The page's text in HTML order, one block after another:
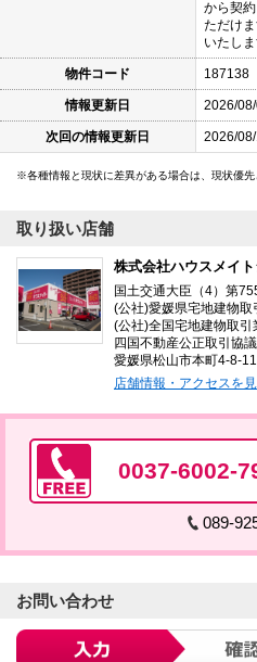
から契
ただけ
いたしま
物件コード 187138
情報更新日 2026/
次回の情報更新日 2026/
各種情報と現状に差異がある場合は、現状優
取り扱い店舗
株式会社ハウスメイ
国土交通大臣（4）第
(公社)愛媛県宅地建物取
(公社)全国宅地建物取引
四国不動産公正取引協
愛媛県松山市本町4-8-11
店舗情報・アクセスを
0037-6002-
089-
お問い合わせ